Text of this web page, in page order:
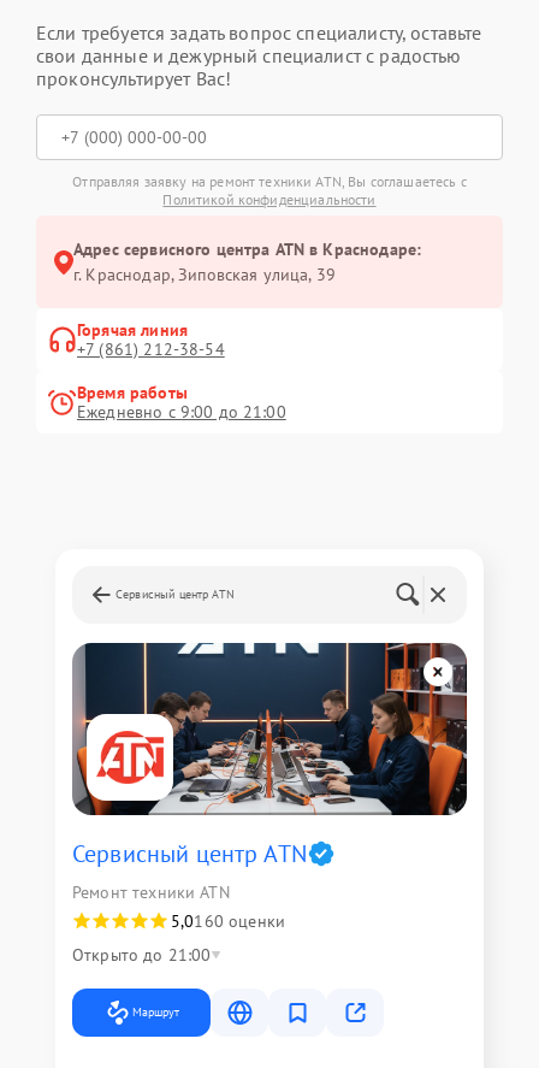
Если требуется задать вопрос специалисту, оставьте
свои данные и дежурный специалист с радостью
проконсультирует Вас!
Отправляя заявку на ремонт техники ATN, Вы соглашаетесь с
Политикой конфиденциальности
Адрес сервисного центра ATN в Краснодаре:
г. Краснодар, Зиповская улица, 39
Горячая линия
+7 (861) 212-38-54
Время работы
Ежедневно с 9:00 до 21:00
Сервисный центр ATN
Сервисный центр ATN
Ремонт техники ATN
5,0160 оценки
Открыто до 21:00
Маршрут